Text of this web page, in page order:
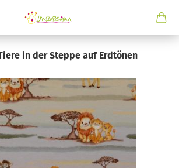
in der Steppe auf Erdtönen